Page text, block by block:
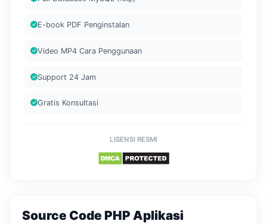
E-book PDF Penginstalan
Video MP4 Cara Penggunaan
Support 24 Jam
Gratis Konsultasi
LISENSI RESMI
Source Code PHP Aplikasi